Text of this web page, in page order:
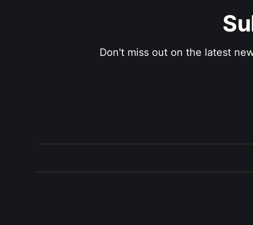
Don't miss out on the latest